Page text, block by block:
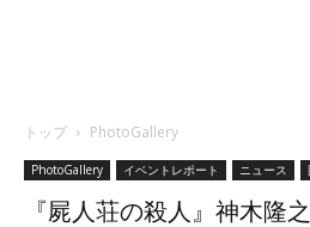
トップ PhotoGallery
PhotoGallery イベントレポート ニュース
『屍人荘の殺人』神木隆